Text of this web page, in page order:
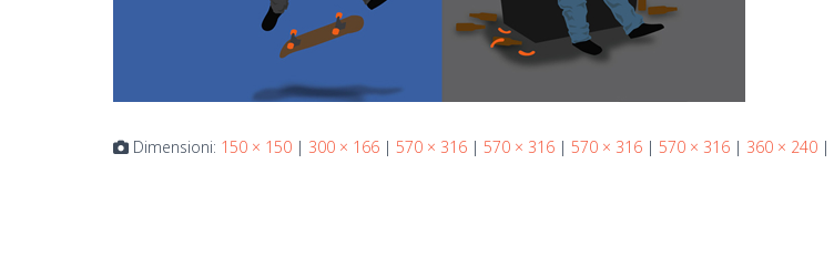
Dimensioni: 150 × 150 | 300 × 166 | 570 × 316 | 570 × 316 | 570 × 316 | 570 × 316 | 360 × 240 |